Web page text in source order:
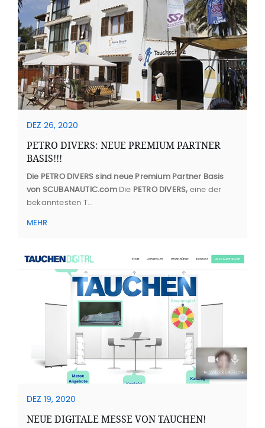
DEZ 26, 2020
PETRO DIVERS: NEUE PREMIUM PARTNER
BASIS!!!
Die PETRO DIVERS sind neue Premium Partner Basis
von SCUBANAUTIC.comDie PETRO DIVERS, eine der
bekanntesten T...
MEHR
DEZ 19, 2020
NEUE DIGITALE MESSE VON TAUCHEN!